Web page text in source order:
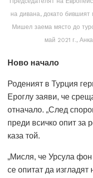
на дивана, докато
Мишел заема място до
май 2021 г.,
Ново начало
Роденият в Турция
Ероглу заяви, че
отначало. „След
преди всичко опит за
каза той.
„Мисля, че Урсула
се опитат да